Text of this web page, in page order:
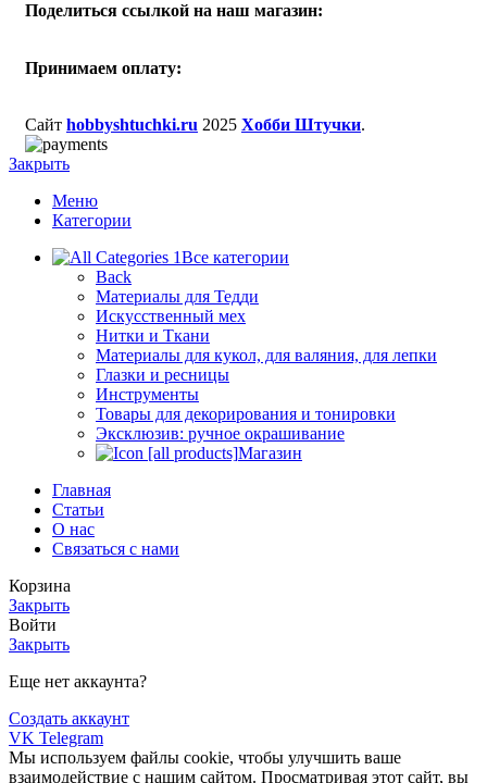
Поделиться ссылкой на наш магазин:
Принимаем оплату:
Сайт hobbyshtuchki.ru 2025 Хобби Штучки.
Закрыть
Меню
Категории
Все категории
Back
Материалы для Тедди
Искусственный мех
Нитки и Ткани
Материалы для кукол, для валяния, для лепки
Глазки и ресницы
Инструменты
Товары для декорирования и тонировки
Эксклюзив: ручное окрашивание
Магазин
Главная
Статьи
О нас
Связаться с нами
Корзина
Закрыть
Войти
Закрыть
Еще нет аккаунта?
Создать аккаунт
VK Telegram
Мы используем файлы cookie, чтобы улучшить ваше
взаимодействие с нашим сайтом. Просматривая этот сайт, вы